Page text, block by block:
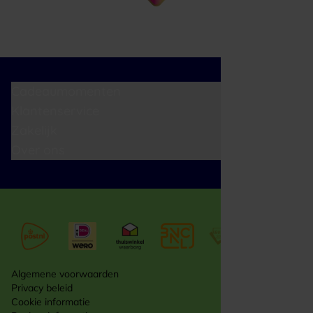
Algemene voorwaarden
Privacy beleid
Cookie informatie